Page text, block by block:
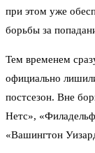
при этом уже
борьбы за
Тем временем
официально
постсезон. Вне
Нетс»,
«Вашингтон